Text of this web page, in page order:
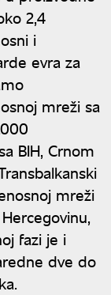
2,4
i
evra za
mreži sa
BIH, Crnom
mreži
fazi je i
dve do